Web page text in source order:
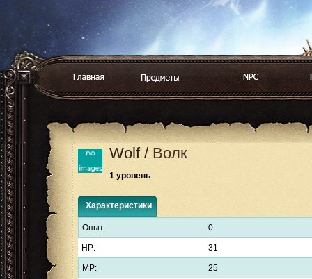
Wolf/ Волк
1 уровень
Характеристики
Опыт: 0
HP: 31
MP: 25